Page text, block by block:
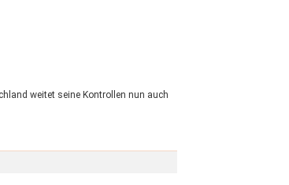
weitet seine Kontrollen nun auch